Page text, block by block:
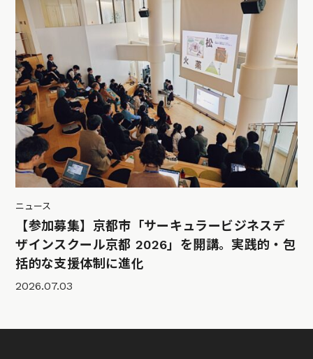
ニュース
【参加募集】京都市「サーキュラービジネスデ
ザインスクール京都 2026」を開講。実践的・包
括的な支援体制に進化
2026.07.03